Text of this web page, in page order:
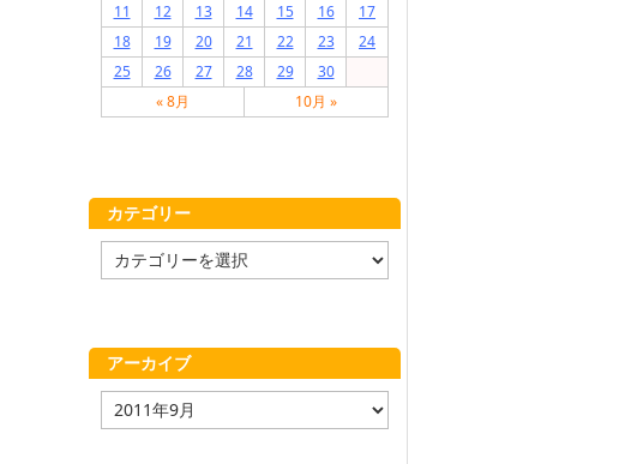
11
12 13 14 15 16
17
18
19 20 21 22 23
24
25
26 27 28 29
30
« 8月
10月 »
カテゴリー
テ
ー
アーカイブ
ア
ー